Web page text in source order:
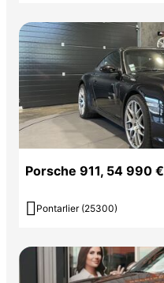
Porsche 911, 54 990 €
 Pontarlier (25300)